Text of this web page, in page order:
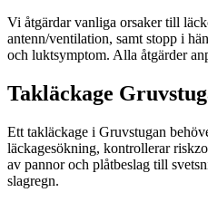
Vi åtgärdar vanliga orsaker till
antenn/ventilation, samt stopp i
och luktsymptom. Alla åtgärder
Takläckage
Ett takläckage i Gruvstugan
läckagesökning, kontrollerar
av pannor och plåtbeslag till
slagregn.